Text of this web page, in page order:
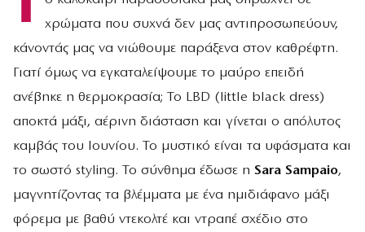
Τ χρώματα που συχνά δεν μας αντιπροσωπεύουν,
κάνοντάς μας να νιώθουμε παράξενα στον καθρέφτη.
Γιατί όμως να εγκαταλείψουμε το μαύρο επειδή
ανέβηκε η θερμοκρασία; Το LBD (little black dress)
αποκτά μάξι, αέρινη διάσταση και γίνεται ο απόλυτος
καμβάς του Ιουνίου. Το μυστικό είναι τα υφάσματα και
το σωστό styling. Το σύνθημα έδωσε η Sara Sampaio,
μαγνητίζοντας τα βλέμματα με ένα ημιδιάφανο μάξι
φόρεμα με βαθύ ντεκολτέ και ντραπέ σχέδιο στο